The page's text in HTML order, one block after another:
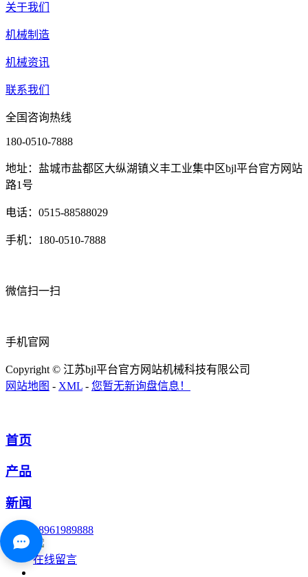
关于我们
机械制造
机械资讯
联系我们
全国咨询热线
180-0510-7888
地址：盐城市盐都区大纵湖镇义丰工业集中区bjl平台官方网站
路1号
电话：0515-88588029
手机：180-0510-7888
微信扫一扫
手机官网
Copyright © 江苏bjl平台官方网站机械科技有限公司
网站地图 - XML - 您暂无新询盘信息！
首页
产品
新闻
18961989888
在线留言